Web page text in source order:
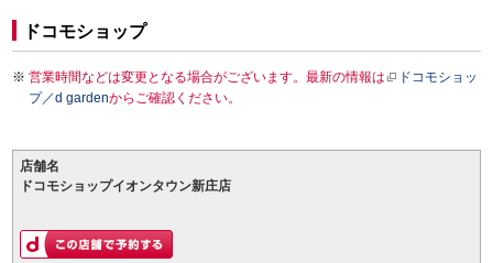
ドコモショップ
営業時間などは変更となる場合がございます。最新の情報は
ドコモショッ
プ／d gardenからご確認ください。
店舗名
ドコモショップイオンタウン新庄店